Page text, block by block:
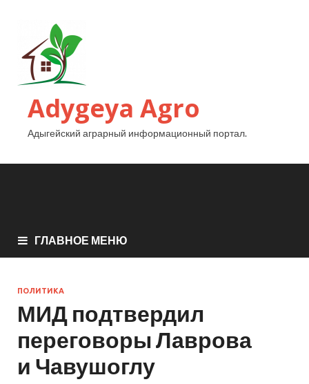
Adygeya Agro
Адыгейский аграрный информационный портал.
ГЛАВНОЕ МЕНЮ
ПОЛИТИКА
МИД подтвердил
переговоры Лаврова
и Чавушоглу